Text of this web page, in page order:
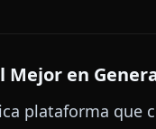
Mejor en
plataforma que